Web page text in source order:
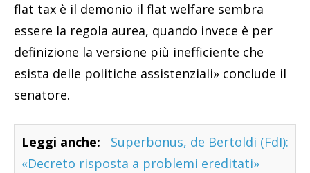
flat tax è il demonio il flat welfare sembra
essere la regola aurea, quando invece è per
definizione la versione più inefficiente che
esista delle politiche assistenziali» conclude il
senatore.
Leggi anche:
Superbonus, de Bertoldi (FdI):
«Decreto risposta a problemi ereditati»